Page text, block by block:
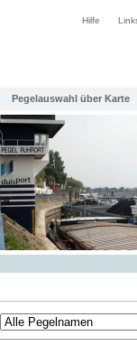
Hilfe
Pegelauswahl über Karte